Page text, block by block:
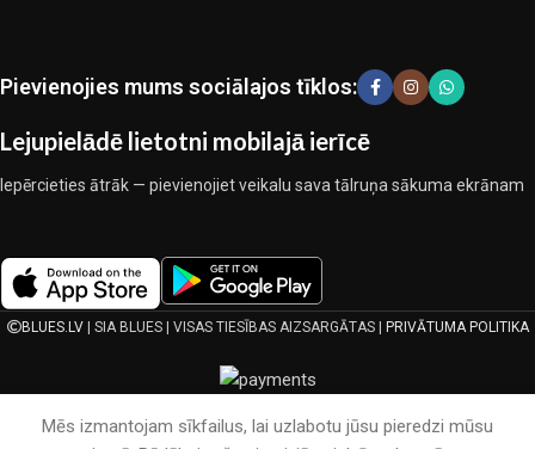
ekspluatācijas īpašības, pievilcīgu izstrādājumu izskatu, ilgu
lietošanas laiku un kalpošanas laiku.
Pievienojies mums sociālajos tīklos:
Lejupielādē lietotni mobilajā ierīcē
Iepērcieties ātrāk — pievienojiet veikalu sava tālruņa sākuma ekrānam
BLUES.LV| SIA BLUES | VISAS TIESĪBAS AIZSARGĀTAS | PRIVĀTUMA POLITIKA
Mēs izmantojam sīkfailus, lai uzlabotu jūsu pieredzi mūsu